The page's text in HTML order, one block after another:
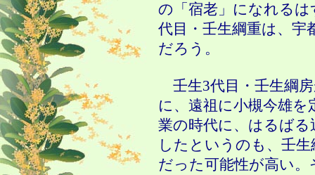
の「宿老」になれる
代目・壬生綱重は、宇
だろう。
壬生3代目・壬生綱
に、遠祖に小槻今雄
業の時代に、はるば
したというのも、壬
だった可能性が高い